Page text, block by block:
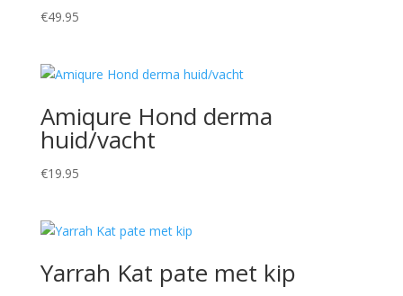
€49.95
Amiqure Hond derma
huid/vacht
€19.95
Yarrah Kat pate met kip